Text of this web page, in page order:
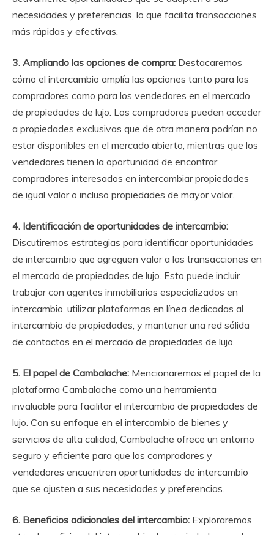
necesidades y preferencias, lo que facilita transacciones
más rápidas y efectivas.
3. Ampliando las opciones de compra: Destacaremos
cómo el intercambio amplía las opciones tanto para los
compradores como para los vendedores en el mercado
de propiedades de lujo. Los compradores pueden acceder
a propiedades exclusivas que de otra manera podrían no
estar disponibles en el mercado abierto, mientras que los
vendedores tienen la oportunidad de encontrar
compradores interesados en intercambiar propiedades
de igual valor o incluso propiedades de mayor valor.
4. Identificación de oportunidades de intercambio:
Discutiremos estrategias para identificar oportunidades
de intercambio que agreguen valor a las transacciones en
el mercado de propiedades de lujo. Esto puede incluir
trabajar con agentes inmobiliarios especializados en
intercambio, utilizar plataformas en línea dedicadas al
intercambio de propiedades, y mantener una red sólida
de contactos en el mercado de propiedades de lujo.
5. El papel de Cambalache: Mencionaremos el papel de la
plataforma Cambalache como una herramienta
invaluable para facilitar el intercambio de propiedades de
lujo. Con su enfoque en el intercambio de bienes y
servicios de alta calidad, Cambalache ofrece un entorno
seguro y eficiente para que los compradores y
vendedores encuentren oportunidades de intercambio
que se ajusten a sus necesidades y preferencias.
6. Beneficios adicionales del intercambio: Exploraremos